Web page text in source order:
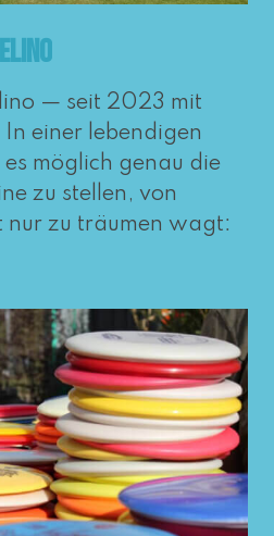
— seit 2023 mit
einer leben­di­gen
mög­lich genau die
zu stel­len, von
nur zu träu­men wagt: